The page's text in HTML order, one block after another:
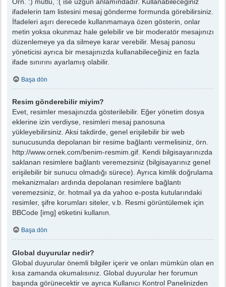
ifadelerin tam listesini mesaj gönderme formunda görebilirsiniz.
İfadeleri aşırı derecede kullanmamaya özen gösterin, onlar
metin yoksa okunmaz hale gelebilir ve bir moderatör mesajınızı
düzenlemeye ya da silmeye karar verebilir. Mesaj panosu
yöneticisi ayrıca bir mesajınızda kullanabileceğiniz en fazla
ifade sınırını ayarlamış olabilir.
Başa dön
Resim gönderebilir miyim?
Evet, resimler mesajınızda gösterilebilir. Eğer yönetim dosya
eklerine izin verdiyse, resimleri mesaj panosuna
yükleyebilirsiniz. Aksi takdirde, genel erişilebilir bir web
sunucusunda depolanan bir resime bağlantı vermelisiniz, örn.
http://www.ornek.com/benim-resmim.gif. Kendi bilgisayarınızda
saklanan resimlere bağlantı veremezsiniz (bilgisayarınız genel
erişilebilir bir sunucu olmadığı sürece). Ayrıca kimlik doğrulama
mekanizmaları ardında depolanan resimlere bağlantı
veremezsiniz, ör. hotmail ya da yahoo e-posta kutularındaki
resimler, şifre korumları siteler, v.b. Resmi görüntülemek için
BBCode [img] etiketini kullanın.
Başa dön
Global duyurular nedir?
Global duyurular önemli bilgiler içerir ve onları mümkün olan en
kısa zamanda okumalısınız. Global duyurular her forumun
başında görünecektir ve ayrıca Kullanıcı Kontrol Panelinizden